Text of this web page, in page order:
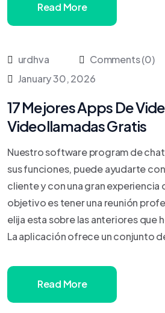
Read More
urdhva
Comments (0)
January 30, 2026
17 Mejores Apps De
Videollamadas Gratis
Nuestro software program de
sus funciones, puede ayudarte
cliente y con una gran experiencia
objetivo es tener una reunión
elija esta sobre las anteriores que
La aplicación ofrece un conjunto
Read More